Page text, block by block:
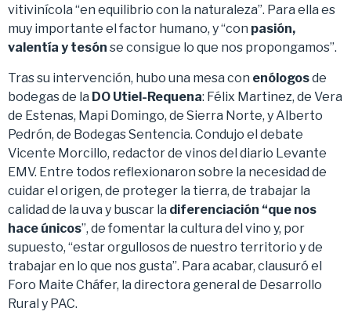
vitivinícola “en equilibrio con la naturaleza”. Para ella es
muy importante el factor humano, y “con pasión,
valentía y tesón se consigue lo que nos propongamos”.
Tras su intervención, hubo una mesa con enólogosde
bodegas de la DO Utiel-Requena: Félix Martinez, de Vera
de Estenas, Mapi Domingo, de Sierra Norte, y Alberto
Pedrón, de Bodegas Sentencia. Condujo el debate
Vicente Morcillo, redactor de vinos del diario Levante
EMV. Entre todos reflexionaron sobre la necesidad de
cuidar el origen, de proteger la tierra, de trabajar la
calidad de la uva y buscar la diferenciación “que nos
hace únicos”, de fomentar la cultura del vino y, por
supuesto, “estar orgullosos de nuestro territorio y de
trabajar en lo que nos gusta”. Para acabar, clausuró el
Foro Maite Cháfer, la directora general de Desarrollo
Rural y PAC.